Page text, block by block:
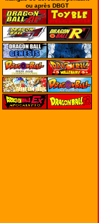
ou après DBGT